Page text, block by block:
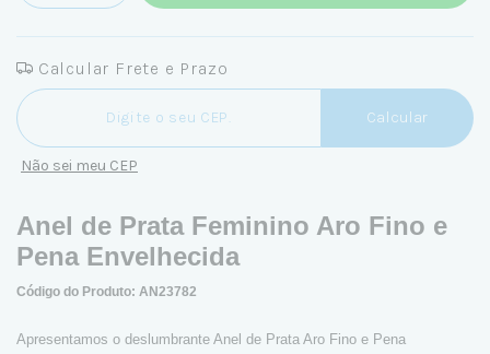
Calcular Frete e Prazo
Entregas para o CEP:
Calcular
Não sei meu CEP
Anel de Prata Feminino Aro Fino e
Pena Envelhecida
Código do Produto: AN23782
Apresentamos o deslumbrante Anel de Prata Aro Fino e Pena